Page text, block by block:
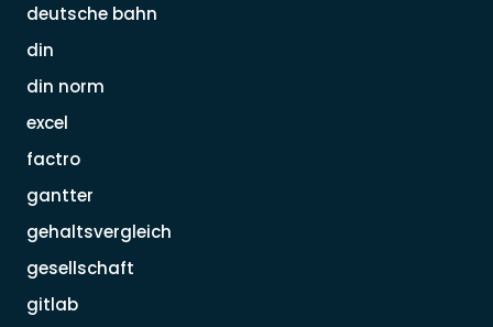
deutsche bahn
din
din norm
excel
factro
gantter
gehaltsvergleich
gesellschaft
gitlab